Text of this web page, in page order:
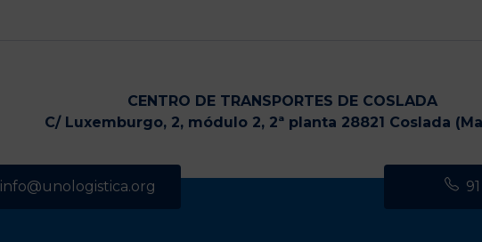
CENTRO DE TRANSPORTES DE COSLADA
C/ Luxemburgo, 2, módulo 2, 2ª planta 28821 Coslada
info@unologistica.org